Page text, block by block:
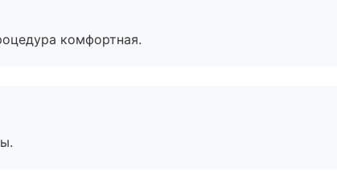
комфортная.